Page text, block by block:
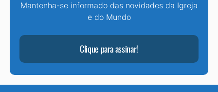
Mantenha-se informado das novidades da Igreja
e do Mundo
Clique para assinar!